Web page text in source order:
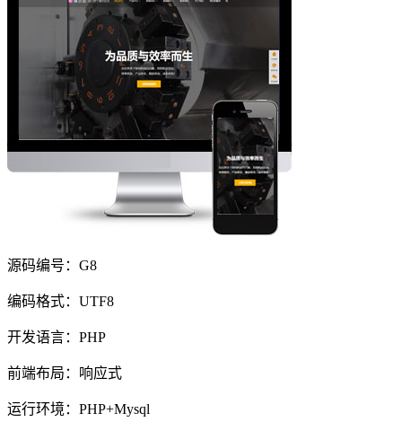
源码编号：G8
编码格式：UTF8
开发语言：PHP
前端布局：响应式
运行环境：PHP+Mysql